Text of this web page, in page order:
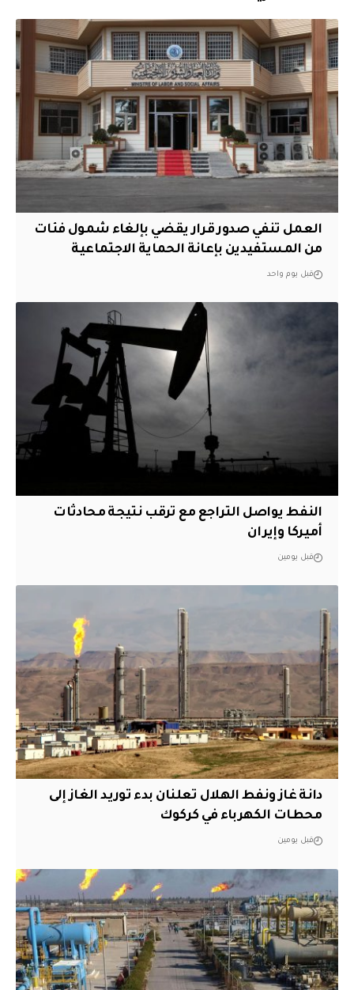
العمل تنفي صدور قرار يقضي بإلغاء شمول فئات
من المستفيدين بإعانة الحماية الاجتماعية
قبل يوم واحد
النفط يواصل التراجع مع ترقب نتيجة محادثات
أميركا وإيران
قبل يومين
دانة غاز ونفط الهلال تعلنان بدء توريد الغاز إلى
محطات الكهرباء في كركوك
قبل يومين